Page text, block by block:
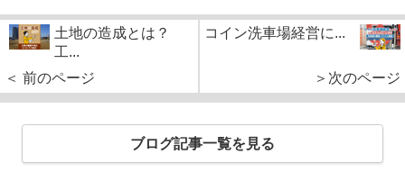
土地の造成とは？
工...
＜ 前のページ
コイン洗車場経営に...
＞次のページ
ブログ記事一覧を見る